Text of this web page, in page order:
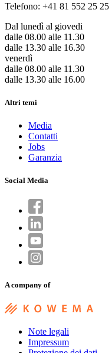
Telefono: +41 81 552 25 25
Dal lunedì al giovedi
dalle 08.00 alle 11.30
dalle 13.30 alle 16.30
venerdì
dalle 08.00 alle 11.30
dalle 13.30 alle 16.00
Altri temi
Media
Contatti
Jobs
Garanzia
Social Media
A company of
Note legali
Impressum